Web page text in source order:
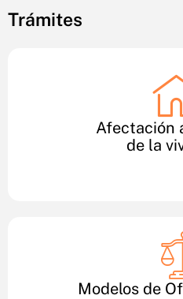
Trámites
Afectación
de la
Modelos de